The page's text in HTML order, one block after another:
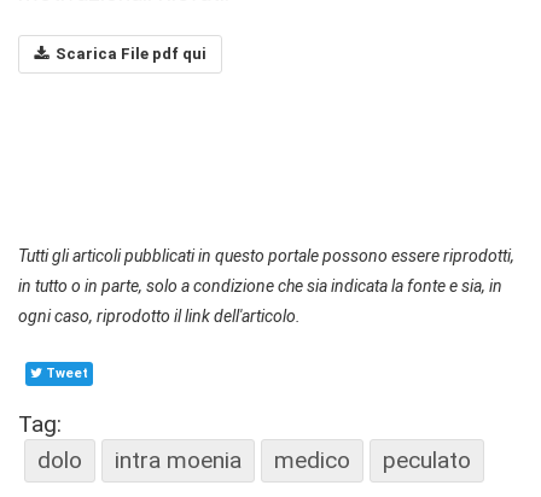
Scarica File pdf qui
Tutti gli articoli pubblicati in questo portale possono essere riprodotti,
in tutto o in parte, solo a condizione che sia indicata la fonte e sia, in
ogni caso, riprodotto il link dell'articolo.
Tweet
Tag:
dolo
intra moenia medico peculato